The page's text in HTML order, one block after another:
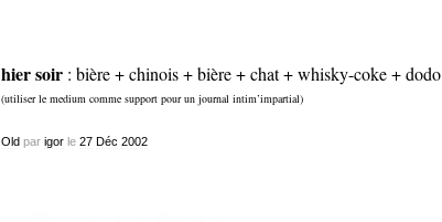
hier soir: bière + chinois + bière + chat + whisky-coke + dodo
(utiliser le medium comme support pour un journal intim’impartial)
Oldpar igorle 27 Déc 2002